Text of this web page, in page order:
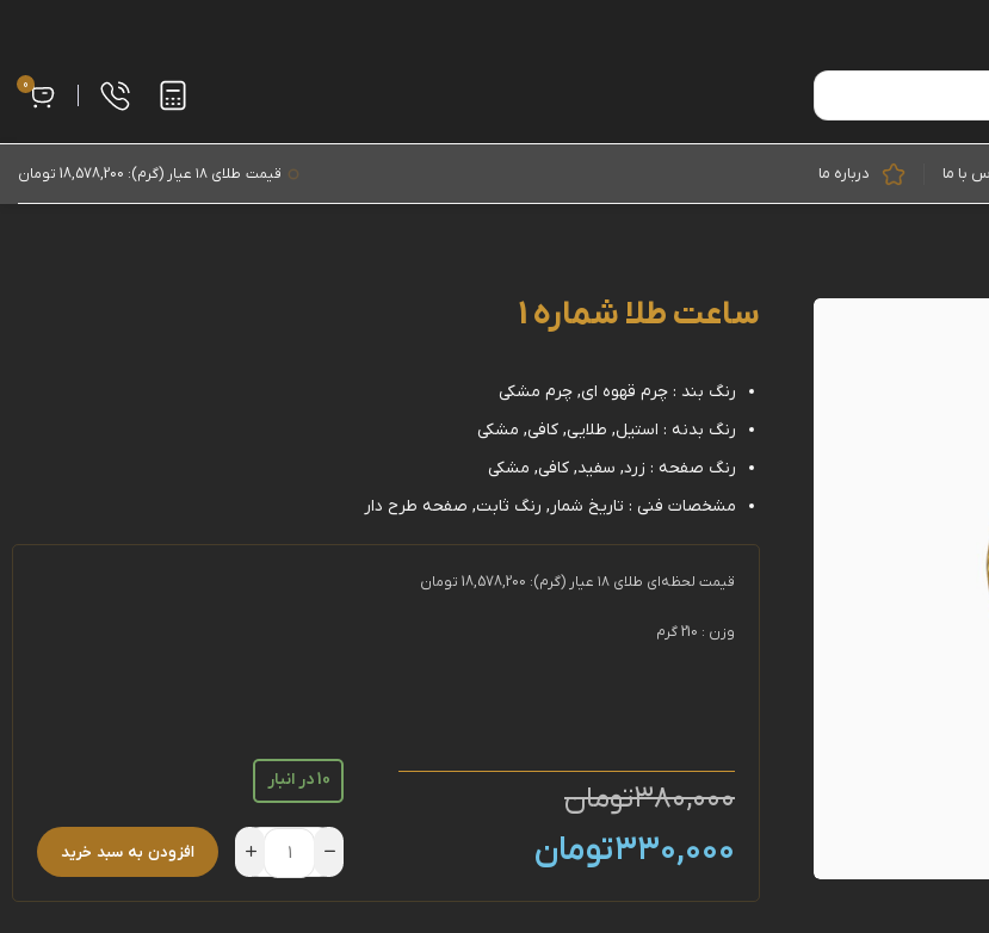
0
با ما درباره ما قیمت طلای ۱۸ عیار (گرم): 18,578,200 تومان
ساعت طلا شماره 1
رنگ بند : چرم قهوه ای, چرم مشکی
رنگ بدنه : استیل, طلایی, کافی, مشکی
رنگ صفحه : زرد, سفید, کافی, مشکی
مشخصات فنی : تاریخ شمار, رنگ ثابت, صفحه طرح دار
قیمت لحظه‌ای طلای ۱۸ عیار (گرم): 18,578,200 تومان
وزن :
210گرم
۳۸۰,۰۰۰تومان
۳۳۰,۰۰۰تومان
10 در انبار
افزودن به سبد خرید